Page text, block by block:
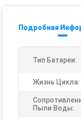
Подробная
Тип Батареи:
Жизнь Цикла:
Пыли Воды: